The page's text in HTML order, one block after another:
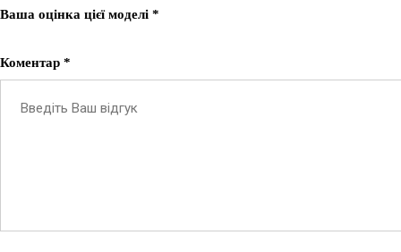
Ваша оцінка цієї моделі *
Коментар *